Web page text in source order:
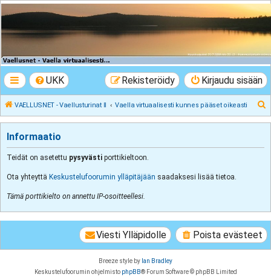
VAELLUSNET -
Vaellusturinat II
UKK Kirjaudu sisään
Rekisteröidy
VAELLUSNET - Vaellusturinat II Vaella virtuaalisesti kunnes pääset oikeasti
Informaatio
Teidät on asetettu pysyvästi porttikieltoon.
Ota yhteyttä Keskustelufoorumin ylläpitäjään saadaksesi lisää tietoa.
Tämä porttikielto on annettu IP-osoitteellesi.
Poista evästeet
Viesti Ylläpidolle
Breeze style by Ian Bradley
Keskustelufoorumin ohjelmisto phpBB® Forum Software © phpBB Limited